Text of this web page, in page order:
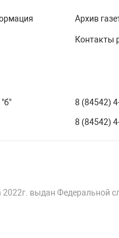
Архив
Контакты
8 (84542)
8 (84542)
выдан Федеральной